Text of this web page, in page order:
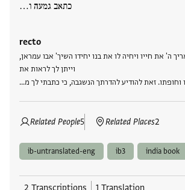
כתאב גמעה ו…
recto
ה' את חייו ויחיה לו את בנו יחידו השיך' אבו עמראן,
וייתן לך לראות את
וחופתו. זאת להודיע להדרתך הנשגבה, כי כתבתי לך מ…
Related People5 Related Places2
ib-untranslated-eng ib3 india book